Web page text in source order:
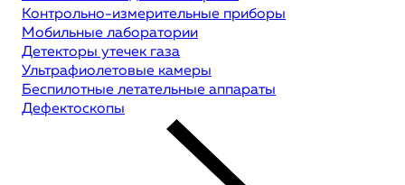
Контрольно-измерительные приборы
Мобильные лаборатории
Детекторы утечек газа
Ультрафиолетовые камеры
Беспилотные летательные аппараты
Дефектоскопы